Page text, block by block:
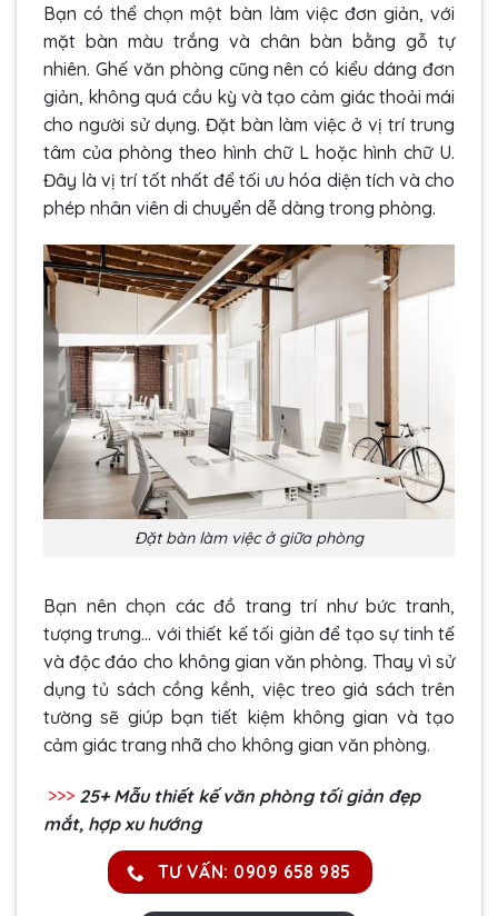
Bạn có thể chọn một bàn làm việc đơn giản, với
mặt bàn màu trắng và chân bàn bằng gỗ tự
nhiên. Ghế văn phòng cũng nên có kiểu dáng đơn
giản, không quá cầu kỳ và tạo cảm giác thoải mái
cho người sử dụng. Đặt bàn làm việc ở vị trí trung
tâm của phòng theo hình chữ L hoặc hình chữ U.
Đây là vị trí tốt nhất để tối ưu hóa diện tích và cho
phép nhân viên di chuyển dễ dàng trong phòng.
Đặt bàn làm việc ở giữa phòng
Bạn nên chọn các đồ trang trí như bức tranh,
tượng trưng… với thiết kế tối giản để tạo sự tinh tế
và độc đáo cho không gian văn phòng. Thay vì sử
dụng tủ sách cồng kềnh, việc treo giá sách trên
tường sẽ giúp bạn tiết kiệm không gian và tạo
cảm giác trang nhã cho không gian văn phòng.
>>> 25+ Mẫu thiết kếvăn phòng tối giản đẹp
mắt, hợp xu hướng
TƯ VẤN: 0909 658 985